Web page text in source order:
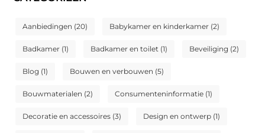
Aanbiedingen (20) Babykamer en kinderkamer (2)
Badkamer (1) Badkamer en toilet (1) Beveiliging (2)
Blog (1) Bouwen en verbouwen (5)
Bouwmaterialen (2) Consumenteninformatie (1)
Decoratie en accessoires (3) Design en ontwerp (1)